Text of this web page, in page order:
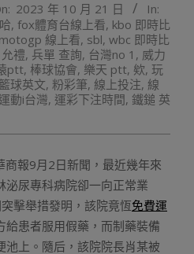
2023 年 10 月 21 日
In:
, fox體育台線上看, kbo 即時比
motogp 線上看, sbl, wbc 即時比
允禮, 兵單 查詢, 台灣no 1 , 威力
ptt, 棒球協會, 樂天 ptt, 欸, 玩
籃球英文, 粉彩筆, 線上投注, 線
運動i台灣, 運彩下注時間, 鐵鎚 英
報9月2日新聞，最近幾年來
泌尿專科病院卻一向正常業
擊舉措發明，該院竟恆免費運
給患者服用假藥，而制藥裝備
池上。隨后，該院院長肖某被